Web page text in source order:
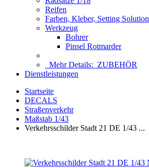
Reifen
Farben, Kleber, Setting Solution
Werkzeug
Bohrer
Pinsel Rotmarder
Mehr Details: ZUBEHÖR
Dienstleistungen
Startseite
DECALS
Straßenverkehr
Maßstab 1/43
Verkehrsschilder Stadt 21 DE 1/43 ...